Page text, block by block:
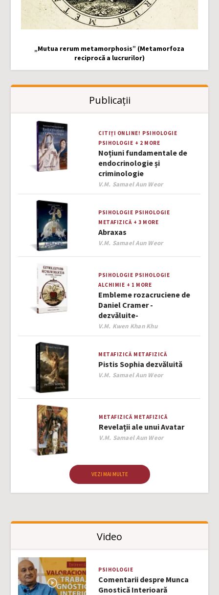
„Mutua rerum metamorphosis” (Metamorfoza
reciprocă a lucrurilor)
Publicații
CITIȚI ONLINE! PSIHOLOGIE
PSIHOLOGIE + 2 MORE
Noțiuni fundamentale de
endocrinologie și
criminologie
Author
V.M. Samael Aun Weor
PSIHOLOGIE PSIHOLOGIE
METAFIZICĂ + 3 MORE
Abraxas
Author
V.M. Samael Aun Weor
PSIHOLOGIE PSIHOLOGIE
ALCHIMIE + 1 MORE
Embleme rozacruciene de
Daniel Cramer -
dezvăluite-
Author
V.M. Kwen Khan Khu
METAFIZICĂ METAFIZICĂ
Pistis Sophia dezvăluită
Author
V.M. Samael Aun Weor
METAFIZICĂ METAFIZICĂ
Revelații ale unui Avatar
Author
V.M. Samael Aun Weor
VEZI MAI MULTE
Video
PSIHOLOGIE
Comentarii despre Munca
Gnostică Interioară